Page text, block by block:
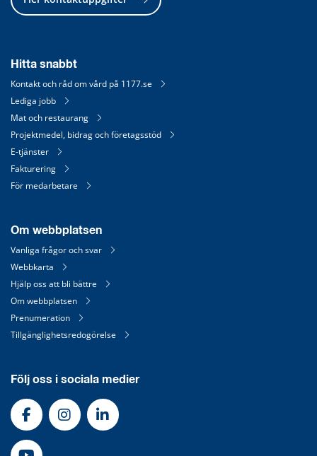
Hitta snabbt
Kontakt och råd om vård på 1177.se
Lediga jobb
Mat och restaurang
Projektmedel, bidrag och företagsstöd
E-tjänster
Fakturering
För medarbetare
Om webbplatsen
Vanliga frågor och svar
Webbkarta
Hjälp oss att bli bättre
Om webbplatsen
Prenumeration
Tillgänglighetsredogörelse
Följ oss i sociala medier